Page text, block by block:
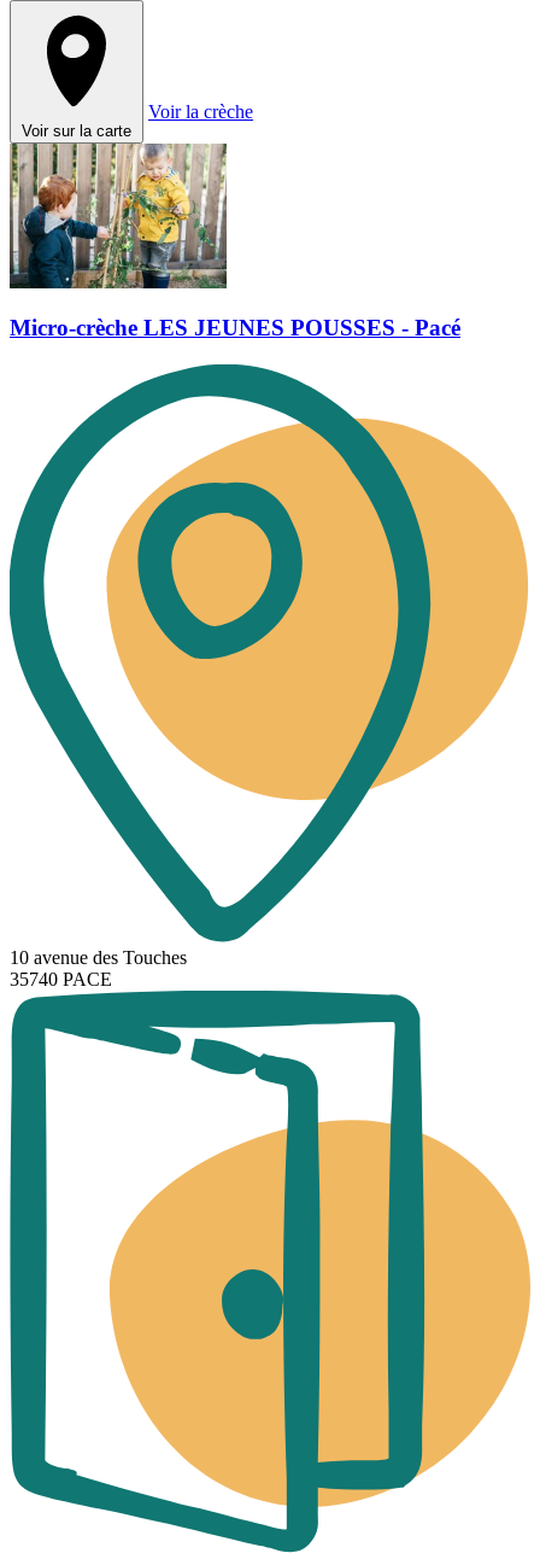
Voir sur la carte
Voir la crèche
Micro-crèche LES JEUNES POUSSES - Pacé
10 avenue des Touches
35740 PACE